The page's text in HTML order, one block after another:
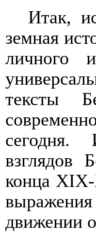
Итак,
земная
личного
тексты
сегодня.
взглядов
конца XIX
движении